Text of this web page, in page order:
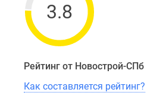
3.8
Рейтинг от Новострой-СПб
Как составляется рейтинг?